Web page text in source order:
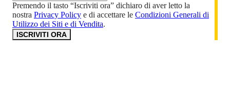
Premendo il tasto “Iscriviti ora” dichiaro di aver letto la
nostra Privacy Policy e di accettare le Condizioni Generali di
Utilizzo dei Siti e di Vendita.
ISCRIVITI ORA